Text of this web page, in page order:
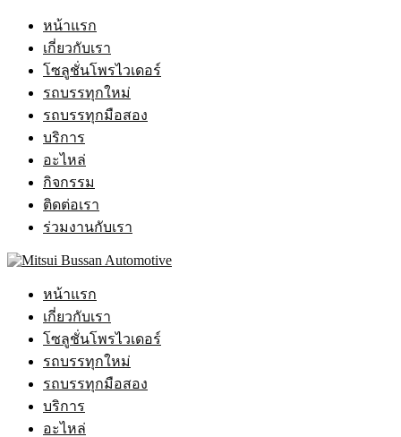
หน้าแรก
เกี่ยวกับเรา
โซลูชั่นโพรไวเดอร์
รถบรรทุกใหม่
รถบรรทุกมือสอง
บริการ
อะไหล่
กิจกรรม
ติดต่อเรา
ร่วมงานกับเรา
หน้าแรก
เกี่ยวกับเรา
โซลูชั่นโพรไวเดอร์
รถบรรทุกใหม่
รถบรรทุกมือสอง
บริการ
อะไหล่